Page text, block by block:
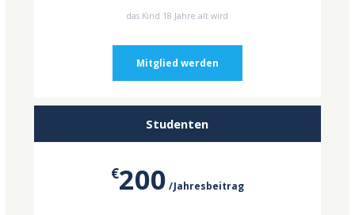
das Kind 18 Jahre alt wird
Mitglied werden
Studenten
€200 Jahresbeitrag